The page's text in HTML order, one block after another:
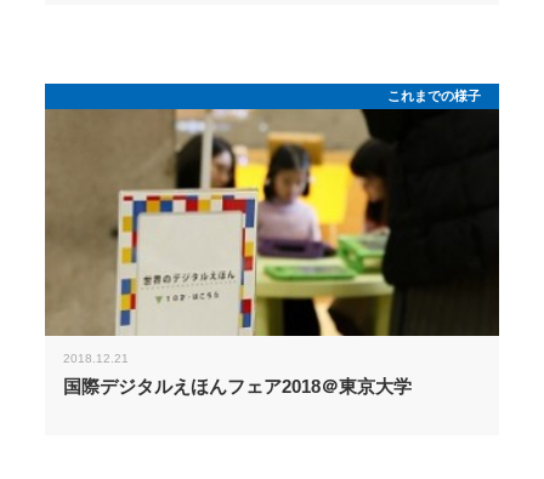
これまでの様子
2018.12.21
国際デジタルえほんフェア2018＠東京大学